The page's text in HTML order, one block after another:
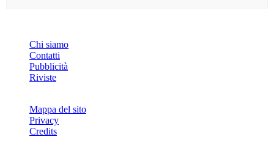
Chi siamo
Contatti
Pubblicità
Riviste
Mappa del sito
Privacy
Credits